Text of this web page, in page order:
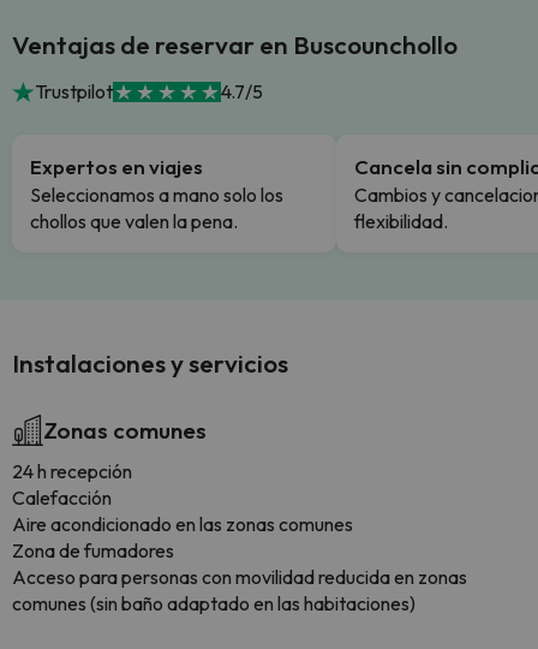
Ventajas de reservar en Buscounchollo
Trustpilot 4.7/5
Expertos en viajes
Seleccionamos a mano solo los
chollos que valen la pena.
Cancela sin
Cambios y
flexibilidad.
Instalaciones y servicios
Zonas comunes
24 h recepción
Calefacción
Aire acondicionado en las zonas comunes
Zona de fumadores
Acceso para personas con movilidad reducida en zonas
comunes (sin baño adaptado en las habitaciones)